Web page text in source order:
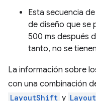
Esta secuencia
de diseño que se
500 ms después
tanto, no se
La información sobre
con una combinación
LayoutShift y